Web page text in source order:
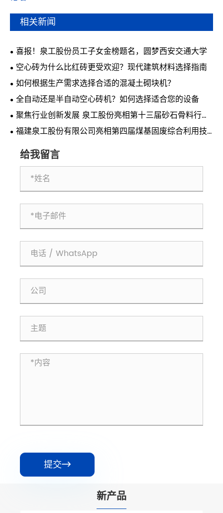
相关新闻
喜报！泉工股份员工子女金榜题名，圆梦西安交通大学
空心砖为什么比红砖更受欢迎？现代建筑材料选择指南
如何根据生产需求选择合适的混凝土砌块机？
全自动还是半自动空心砖机？如何选择适合您的设备
聚焦行业创新发展 泉工股份亮相第十三届砂石骨料行业
科技创新会议
福建泉工股份有限公司亮相第四届煤基固废综合利用技
给我留言
提交
新产品